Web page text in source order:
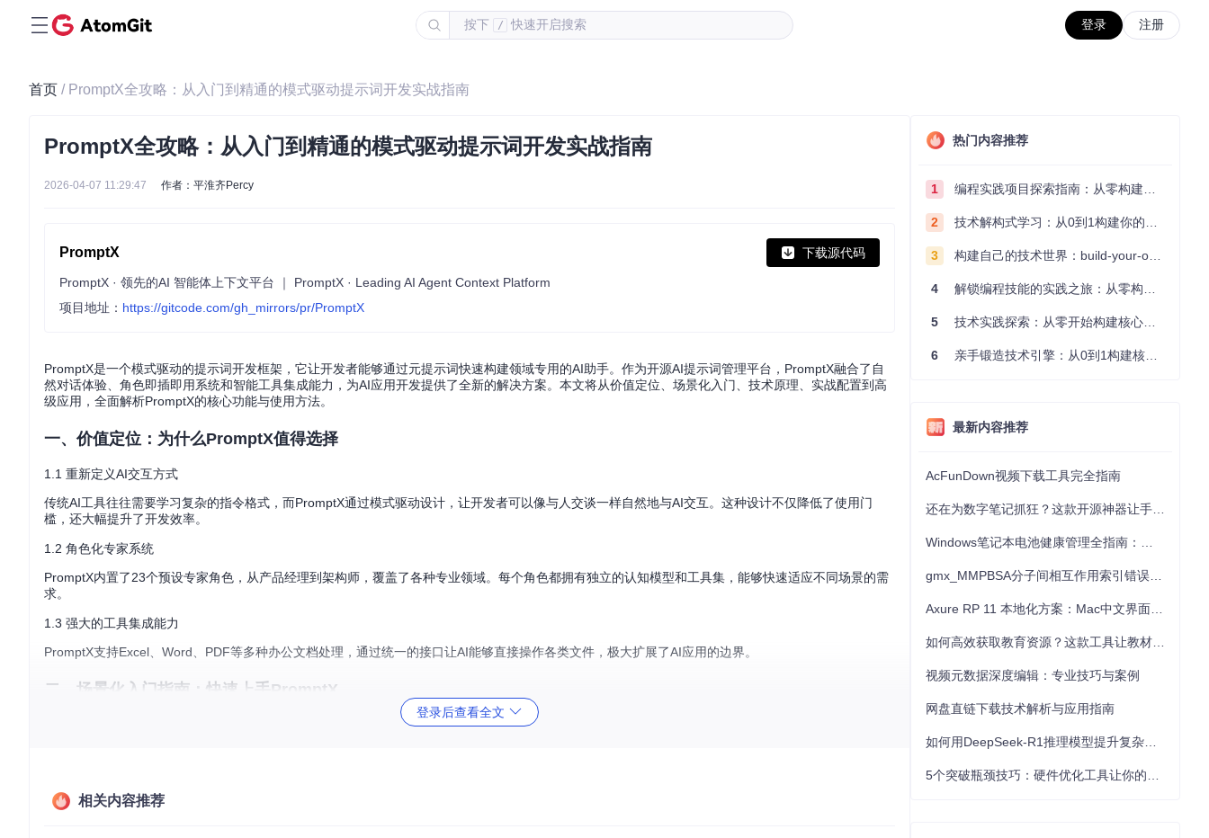
按下 / 快速开启搜索 登录 注册
首页 / PromptX全攻略：从入门到精通的模式驱动提示词开发实战指南
PromptX全攻略：从入门到精通的模式驱动提示词开发实战指南
2026-04-07 11:29:47 作者：平淮齐Percy
PromptX 下载源代码
PromptX · 领先的AI 智能体上下文平台 ｜ PromptX · Leading AI Agent Context Platform
项目地址： https://gitcode.com/gh_mirrors/pr/PromptX
PromptX是一个模式驱动的提示词开发框架，它让开发者能够通过元提示词快速构建领域专用的AI助手。作为开源AI提示词管理平台，PromptX融合了自
然对话体验、角色即插即用系统和智能工具集成能力，为AI应用开发提供了全新的解决方案。本文将从价值定位、场景化入门、技术原理、实战配置到高
级应用，全面解析PromptX的核心功能与使用方法。
一、价值定位：为什么PromptX值得选择
1.1 重新定义AI交互方式
传统AI工具往往需要学习复杂的指令格式，而PromptX通过模式驱动设计，让开发者可以像与人交谈一样自然地与AI交互。这种设计不仅降低了使用门
槛，还大幅提升了开发效率。
1.2 角色化专家系统
PromptX内置了23个预设专家角色，从产品经理到架构师，覆盖了各种专业领域。每个角色都拥有独立的认知模型和工具集，能够快速适应不同场景的需
求。
1.3 强大的工具集成能力
PromptX支持Excel、Word、PDF等多种办公文档处理，通过统一的接口让AI能够直接操作各类文件，极大扩展了AI应用的边界。
二、场景化入门指南：快速上手PromptX
# 检查Node.js版本
登录后查看全文
相关内容推荐
热门内容推荐
1 编程实践项目探索指南：从零构建技术能力体系
2 技术解构式学习：从0到1构建你的编程知识体系
3 构建自己的技术世界：build-your-own-x项目的实践探索指南
4 解锁编程技能的实践之旅：从零构建你的技术世界
5 技术实践探索：从零开始构建核心系统的实践指南
6 亲手锻造技术引擎：从0到1构建核心系统的实践指南
最新内容推荐
AcFunDown视频下载工具完全指南
视频元数据深度编辑：专业技巧与案例
网盘直链下载技术解析与应用指南